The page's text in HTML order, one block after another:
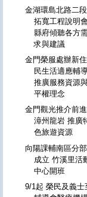
金湖環島北路二段
拓寬工程說明
縣府傾聽各方
求與建議
金門榮服處辦新住
民生活適應輔
推廣服務資源
平權理念
金門觀光推介前進
漳州龍岩 推廣
色旅遊資源
向陽課輔南區分部
成立 竹溪里活
中心開班
9/1起 榮民及義士